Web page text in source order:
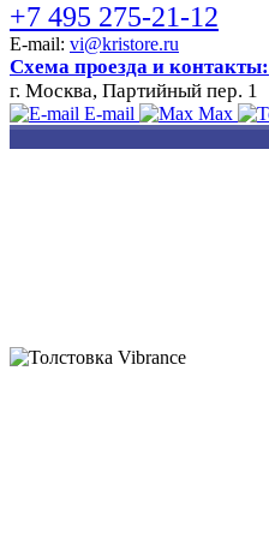
+7 495 275-21-12
E-mail: vi@kristore.ru
Схема проезда и контакты:
г. Москва, Партийный пер. 1
E-mail Max